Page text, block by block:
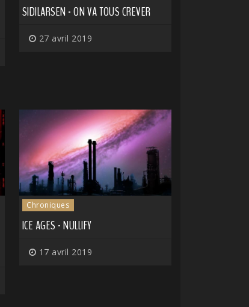
SIDILARSEN - ON VA TOUS CREVER
27 avril 2019
Chroniques
ICE AGES - NULLIFY
17 avril 2019